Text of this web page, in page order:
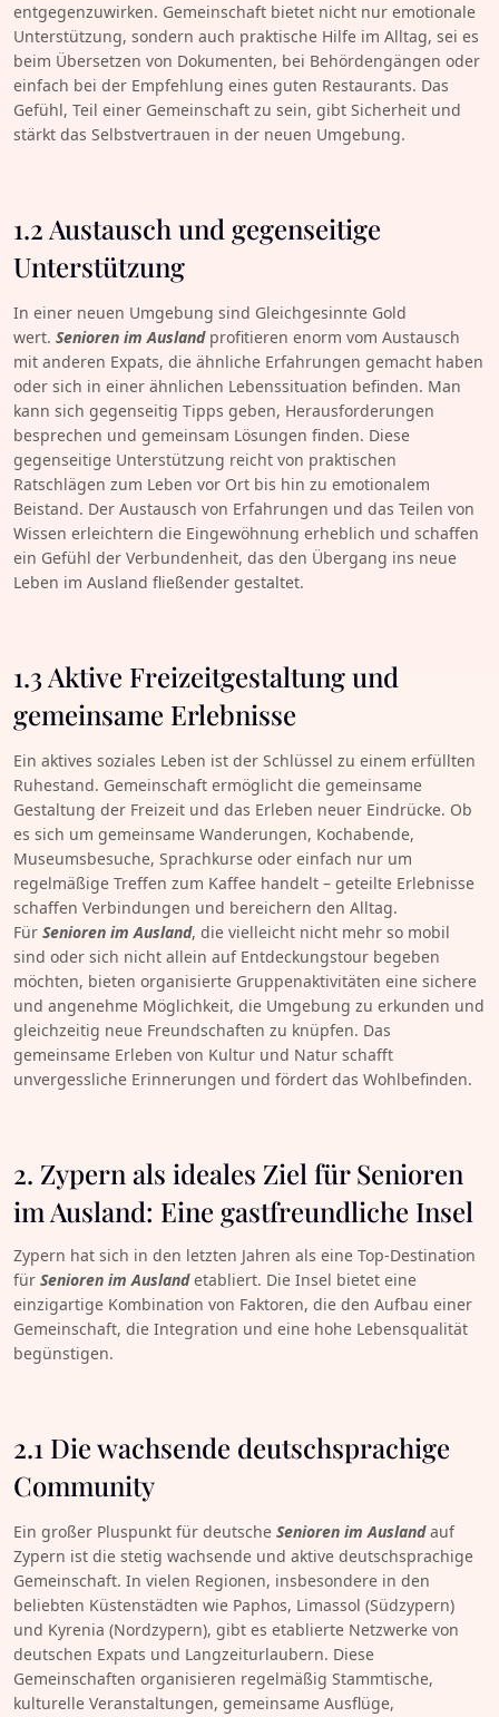
entgegenzuwirken. Gemeinschaft bietet nicht nur emotionale
Unterstützung, sondern auch praktische Hilfe im Alltag, sei es
beim Übersetzen von Dokumenten, bei Behördengängen oder
einfach bei der Empfehlung eines guten Restaurants. Das
Gefühl, Teil einer Gemeinschaft zu sein, gibt Sicherheit und
stärkt das Selbstvertrauen in der neuen Umgebung.
1.2 Austausch und gegenseitige
Unterstützung
In einer neuen Umgebung sind Gleichgesinnte Gold
wert. Senioren im Auslandprofitieren enorm vom Austausch
mit anderen Expats, die ähnliche Erfahrungen gemacht haben
oder sich in einer ähnlichen Lebenssituation befinden. Man
kann sich gegenseitig Tipps geben, Herausforderungen
besprechen und gemeinsam Lösungen finden. Diese
gegenseitige Unterstützung reicht von praktischen
Ratschlägen zum Leben vor Ort bis hin zu emotionalem
Beistand. Der Austausch von Erfahrungen und das Teilen von
Wissen erleichtern die Eingewöhnung erheblich und schaffen
ein Gefühl der Verbundenheit, das den Übergang ins neue
Leben im Ausland fließender gestaltet.
1.3 Aktive Freizeitgestaltung und
gemeinsame Erlebnisse
Ein aktives soziales Leben ist der Schlüssel zu einem erfüllten
Ruhestand. Gemeinschaft ermöglicht die gemeinsame
Gestaltung der Freizeit und das Erleben neuer Eindrücke. Ob
es sich um gemeinsame Wanderungen, Kochabende,
Museumsbesuche, Sprachkurse oder einfach nur um
regelmäßige Treffen zum Kaffee handelt – geteilte Erlebnisse
schaffen Verbindungen und bereichern den Alltag.
Für Senioren im Ausland, die vielleicht nicht mehr so mobil
sind oder sich nicht allein auf Entdeckungstour begeben
möchten, bieten organisierte Gruppenaktivitäten eine sichere
und angenehme Möglichkeit, die Umgebung zu erkunden und
gleichzeitig neue Freundschaften zu knüpfen. Das
gemeinsame Erleben von Kultur und Natur schafft
unvergessliche Erinnerungen und fördert das Wohlbefinden.
2. Zypern als ideales Ziel für Senioren
im Ausland: Eine gastfreundliche Insel
Zypern hat sich in den letzten Jahren als eine Top-Destination
für Senioren im Auslandetabliert. Die Insel bietet eine
einzigartige Kombination von Faktoren, die den Aufbau einer
Gemeinschaft, die Integration und eine hohe Lebensqualität
begünstigen.
2.1 Die wachsende deutschsprachige
Community
Ein großer Pluspunkt für deutsche Senioren im Auslandauf
Zypern ist die stetig wachsende und aktive deutschsprachige
Gemeinschaft. In vielen Regionen, insbesondere in den
beliebten Küstenstädten wie Paphos, Limassol (Südzypern)
und Kyrenia (Nordzypern), gibt es etablierte Netzwerke von
deutschen Expats und Langzeiturlaubern. Diese
Gemeinschaften organisieren regelmäßig Stammtische,
kulturelle Veranstaltungen, gemeinsame Ausflüge,